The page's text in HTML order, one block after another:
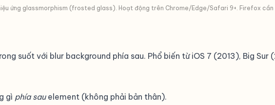
ứng glassmorphism (frosted glass). Hoạt động trên Chrome/Edge/Safari 9+. Firefox
suốt với blur background phía sau. Phổ biến từ iOS 7 (2013), Big
gì phía sauelement (không phải bản thân).